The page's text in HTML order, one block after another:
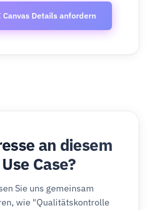
Canvas Details anfordern
an diesem
Use Case?
Sie uns gemeinsam
wie "Qualitätskontrolle